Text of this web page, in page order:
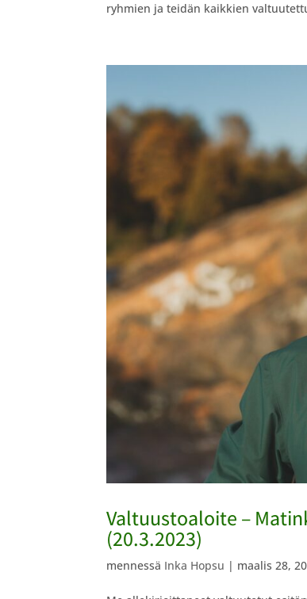
ryhmien ja teidän kaikkien
Valtuustoaloite –
(20.3.2023)
mennessä Inka Hopsu | maalis 28,